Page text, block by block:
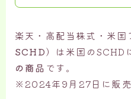
楽天・高配当株式・米国
SCHD）は米国のSCHD
の商品 です。
※2024年9月27日に販